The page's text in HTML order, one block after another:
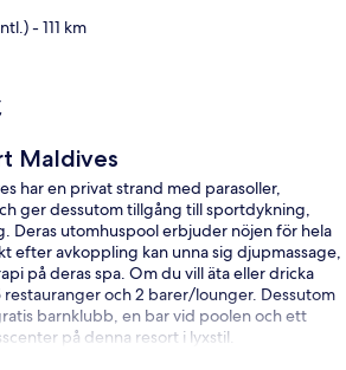
- 111 km
Maldives
har en privat strand med parasoller,
ger dessutom tillgång till sportdykning,
Deras utomhuspool erbjuder nöjen för hela
efter avkoppling kan unna sig djupmassage,
på deras spa. Om du vill äta eller dricka
restauranger och 2 barer/lounger. Dessutom
barnklubb, en bar vid poolen och ett
på denna resort i lyxstil.